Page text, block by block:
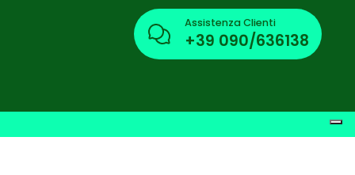
Assistenza Clienti
+39 090/636138